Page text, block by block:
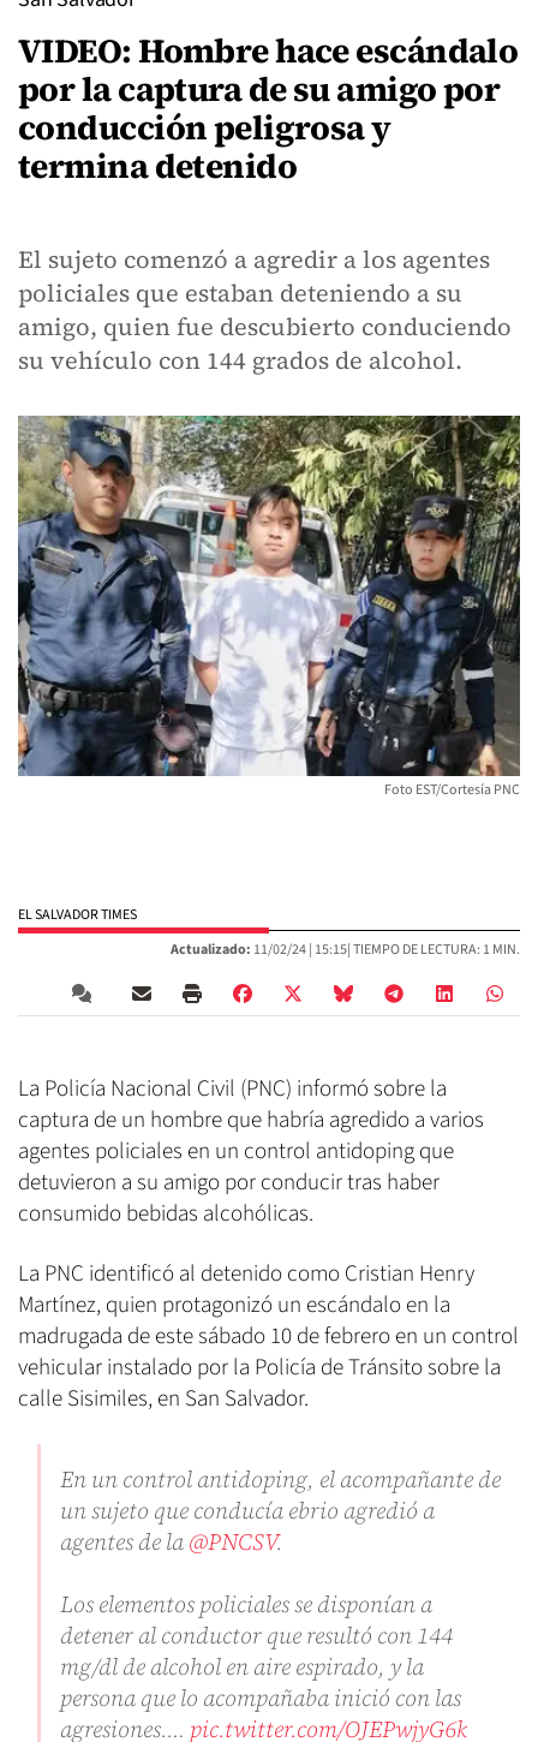
VIDEO: Hombre hace escándalo
por la captura de su amigo por
conducción peligrosa y
termina detenido
El sujeto comenzó a agredir a los agentes
policiales que estaban deteniendo a su
amigo, quien fue descubierto conduciendo
su vehículo con 144 grados de alcohol.
Foto EST/Cortesía PNC
EL SALVADOR TIMES
Actualizado: 11/02/24 | 15:15| TIEMPO DE LECTURA: 1 MIN.
La Policía Nacional Civil (PNC) informó sobre la
captura de un hombre que habría agredido a varios
agentes policiales en un control antidoping que
detuvieron a su amigo por conducir tras haber
consumido bebidas alcohólicas.
La PNC identificó al detenido como Cristian Henry
Martínez, quien protagonizó un escándalo en la
madrugada de este sábado 10 de febrero en un control
vehicular instalado por la Policía de Tránsito sobre la
calle Sisimiles, en San Salvador.
En un control antidoping, el acompañante de
un sujeto que conducía ebrio agredió a
agentes de la@PNCSV.
Los elementos policiales se disponían a
detener al conductor que resultó con 144
mg/dl de alcohol en aire espirado, y la
persona que lo acompañaba inició con las
agresiones.… pic.twitter.com/OJEPwjyG6k